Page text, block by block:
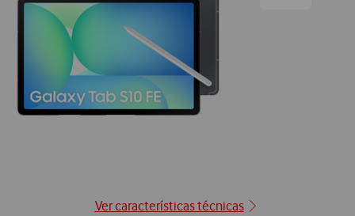
Ver características técnicas